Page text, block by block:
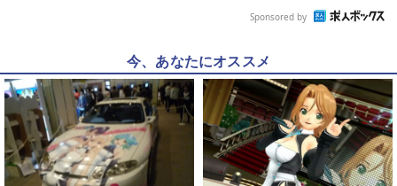
Sponsored by
今、あなたにオススメ